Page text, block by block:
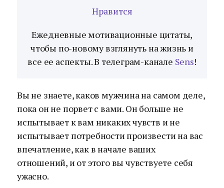
Нравится
Ежедневные мотивационные цитаты,
чтобы по-новому взглянуть на жизнь и
все ее аспекты. В телеграм-канале Sens!
Вы не знаете, каков мужчина на самом деле,
пока он не порвет с вами. Он больше не
испытывает к вам никаких чувств и не
испытывает потребности произвести на вас
впечатление, как в начале ваших
отношений, и от этого вы чувствуете себя
ужасно.